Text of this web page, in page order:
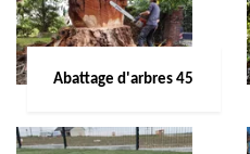
Abattage d'arbres 45